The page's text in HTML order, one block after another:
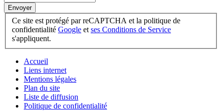
Envoyer
Ce site est protégé par reCAPTCHA et la politique de
confidentialité Google et ses Conditions de Service
s'appliquent.
Accueil
Liens internet
Mentions légales
Plan du site
Liste de diffusion
Politique de confidentialité